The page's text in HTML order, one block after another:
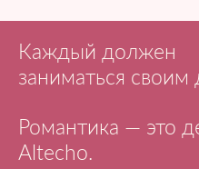
Каждый должен
заниматься своим
Романтика — это
Altecho.